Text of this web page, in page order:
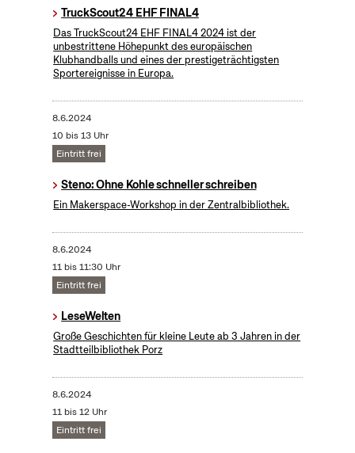
TruckScout24 EHF FINAL4
Das TruckScout24 EHF FINAL4 2024 ist der
unbestrittene Höhepunkt des europäischen
Klubhandballs und eines der prestigeträchtigsten
Sportereignisse in Europa.
8.6.2024
10 bis 13 Uhr
Eintritt frei
Steno: Ohne Kohle schneller schreiben
Ein Makerspace-Workshop in der Zentralbibliothek.
8.6.2024
11 bis 11:30 Uhr
Eintritt frei
LeseWelten
Große Geschichten für kleine Leute ab 3 Jahren in der
Stadtteilbibliothek Porz
8.6.2024
11 bis 12 Uhr
Eintritt frei